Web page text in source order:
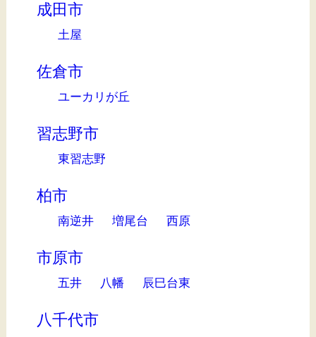
成田市
土屋
佐倉市
ユーカリが丘
習志野市
東習志野
柏市
南逆井 増尾台 西原
市原市
五井 八幡 辰巳台東
八千代市